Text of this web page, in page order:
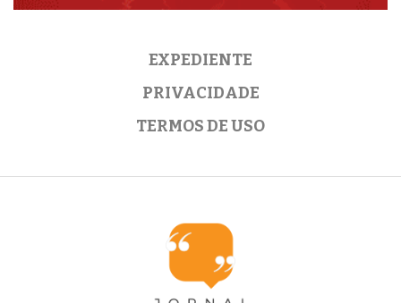
EXPEDIENTE
PRIVACIDADE
TERMOS DE USO